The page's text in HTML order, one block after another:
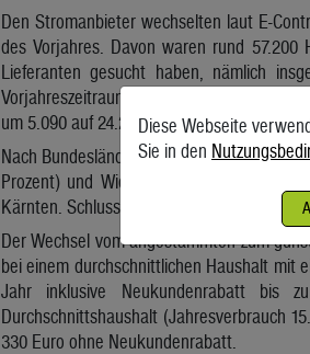
Den Stromanbieter wechselten laut E-
des Vorjahres. Davon waren rund
Lieferanten gesucht haben, nämlich
Vorjahreszeitraum waren es 26.660
um 5.090 auf 24.230 (darunter 21.400
Nach Bundesländern wechselten bei
Prozent) und Wiener (1,7 Prozent) am
Kärnten. Schlusslicht waren bei Strom und
Der Wechsel vom angestammten zum
bei einem durchschnittlichen Haushalt mit
Jahr inklusive Neukundenrabatt bis
Durchschnittshaushalt (Jahresverbrauch
330 Euro ohne Neukundenrabatt.
Diese Webseite
Sie in den